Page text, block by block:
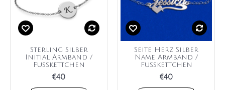
Sterling Silber
Initial Armband /
Fußkettchen
€40
Seite Herz Silber
Name Armband /
Fußkettchen
€40